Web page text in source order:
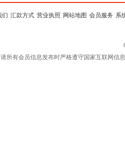
们 汇款方式 营业执照 网站地图 会员服务 系
请所有会员信息发布时严格遵守国家互联网信